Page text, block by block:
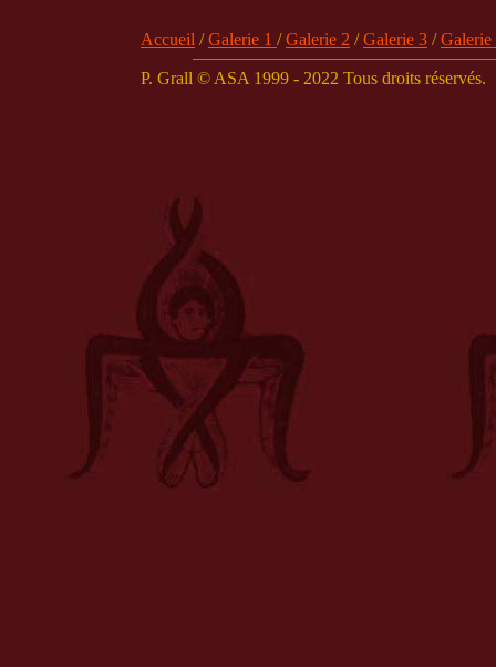
Accueil /Galerie 1 /Galerie 2 /Galerie 3 /Galerie
P. Grall © ASA 1999 - 2022 Tous droits réservés.